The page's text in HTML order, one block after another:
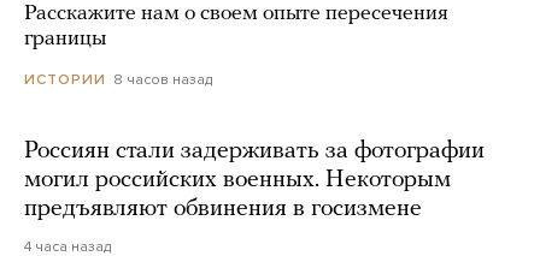
Расскажите нам о своем опыте пересечения
границы
ИСТОРИИ 8 часов назад
Россиян стали задерживать за фотографии
могил российских военных. Некоторым
предъявляют обвинения в госизмене
4 часа назад